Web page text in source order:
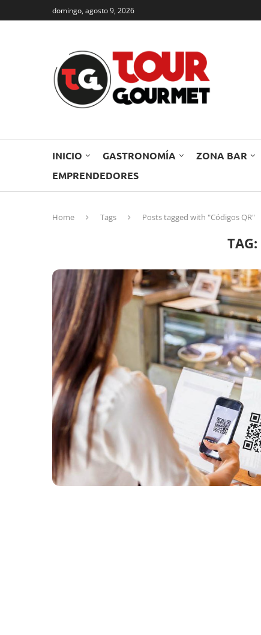
domingo, agosto 9, 2026
INICIO GASTRONOMÍA ZONA BAR
EMPRENDEDORES
Home Tags Posts tagged with "Códigos QR"
TAG: